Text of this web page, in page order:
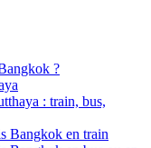
?
: train, bus,
Bangkok en train